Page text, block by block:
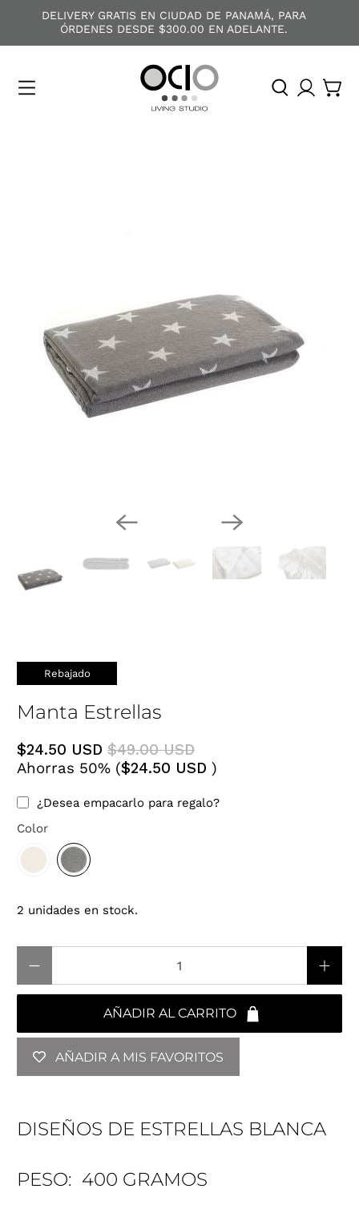
DELIVERY GRATIS EN CIUDAD DE PANAMÁ, PARA
ÓRDENES DESDE $300.00 EN ADELANTE.
Rebajado
Manta Estrellas
$24.50 USD$49.00 USD
Ahorras 50% ($24.50 USD)
¿Desea empacarlo para regalo?
Color
2 unidades en stock.
AÑADIR AL CARRITO
AÑADIR A MIS FAVORITOS
DISEÑOS DE ESTRELLAS BLANCA
PESO: 400 GRAMOS